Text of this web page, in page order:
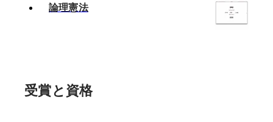
論理憲法
受賞と資格